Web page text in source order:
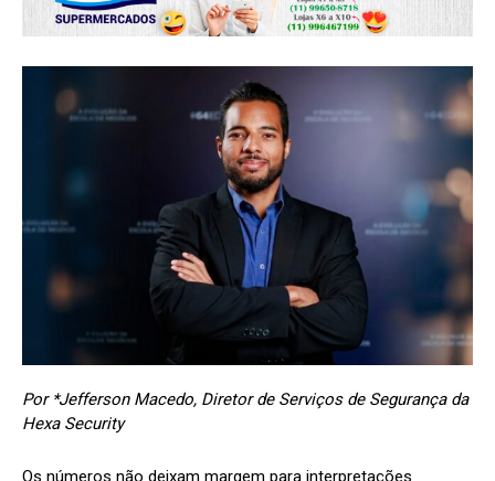
Por *Jefferson Macedo, Diretor de Serviços de Segurança da
Hexa Security
Os números não deixam margem para interpretações